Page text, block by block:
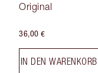
Original
36,00 €
IN DEN WARENKORB